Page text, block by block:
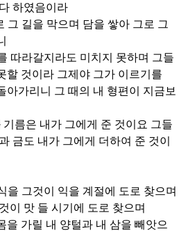
하였음이라
그 길을 막으며 담을 쌓아 그로 그
따라갈지라도 미치지 못하며 그들
할 것이라 그제야 그가 이르기를
가리니 그 때의 내 형편이 지금보
름은 내가 그에게 준 것이요 그들
금도 내가 그에게 더하여 준 것이
을 그것이 익을 계절에 도로 찾으며
이 맛 들 시기에 도로 찾으며
가릴 내 양털과 내 삼을 빼앗으